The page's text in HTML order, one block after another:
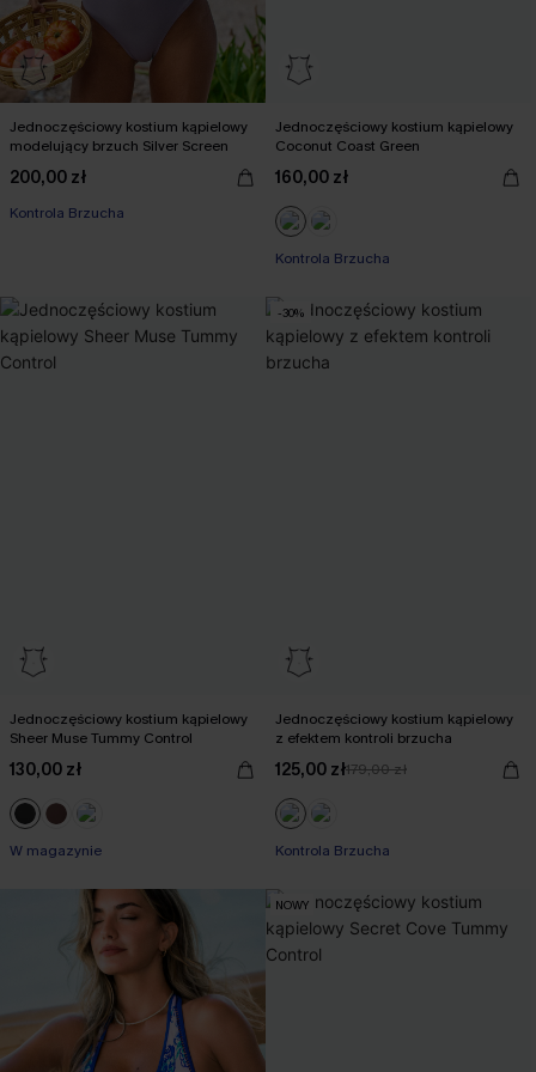
Jednoczęściowy kostium kąpielowy
modelujący brzuch Silver Screen
200,00 zł
Kontrola Brzucha
Jednoczęściowy kostium kąpielowy
Coconut Coast Green
160,00 zł
Kontrola Brzucha
Jednoczęściowy kostium kąpielowy
Sheer Muse Tummy Control
130,00 zł
W magazynie
-30%
Jednoczęściowy kostium kąpielowy
z efektem kontroli brzucha
125,00 zł179,00 zł
Kontrola Brzucha
NOWY